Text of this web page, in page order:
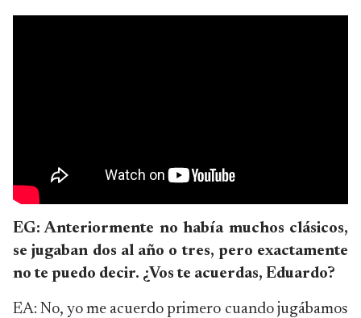
EG: Anteriormente no había muchos clásicos,
se jugaban dos al año o tres, pero exactamente
no te puedo decir. ¿Vos te acuerdas, Eduardo?
EA: No, yo me acuerdo primero cuando jugábamos